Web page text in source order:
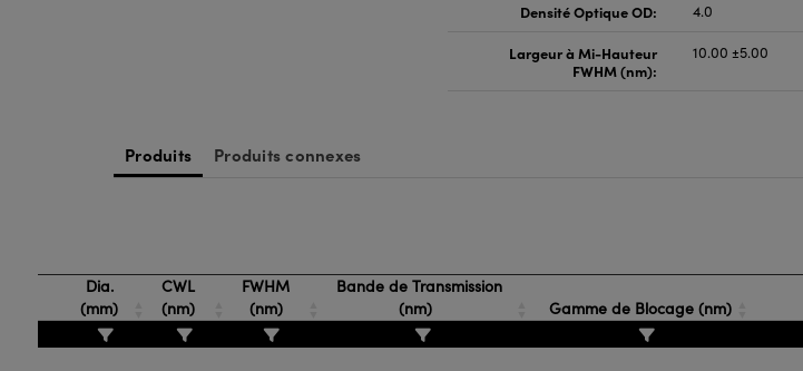
Densité Optique OD: 4.0
Largeur à Mi-Hauteur
FWHM (nm):
10.00 ±5.00
Produits Produits connexes
Dia.
(mm)
CWL
(nm)
FWHM
(nm)
Bande de Transmission
(nm)
Gamme de Blocage (nm)